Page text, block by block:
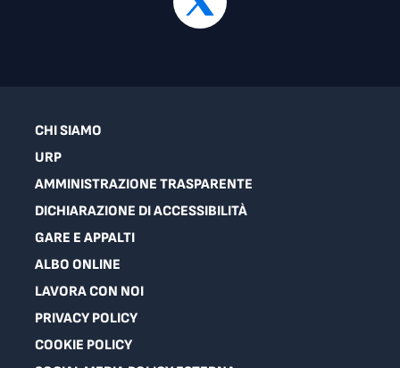
CHI SIAMO
URP
AMMINISTRAZIONE TRASPARENTE
DICHIARAZIONE DI ACCESSIBILITÀ
GARE E APPALTI
ALBO ONLINE
LAVORA CON NOI
PRIVACY POLICY
COOKIE POLICY